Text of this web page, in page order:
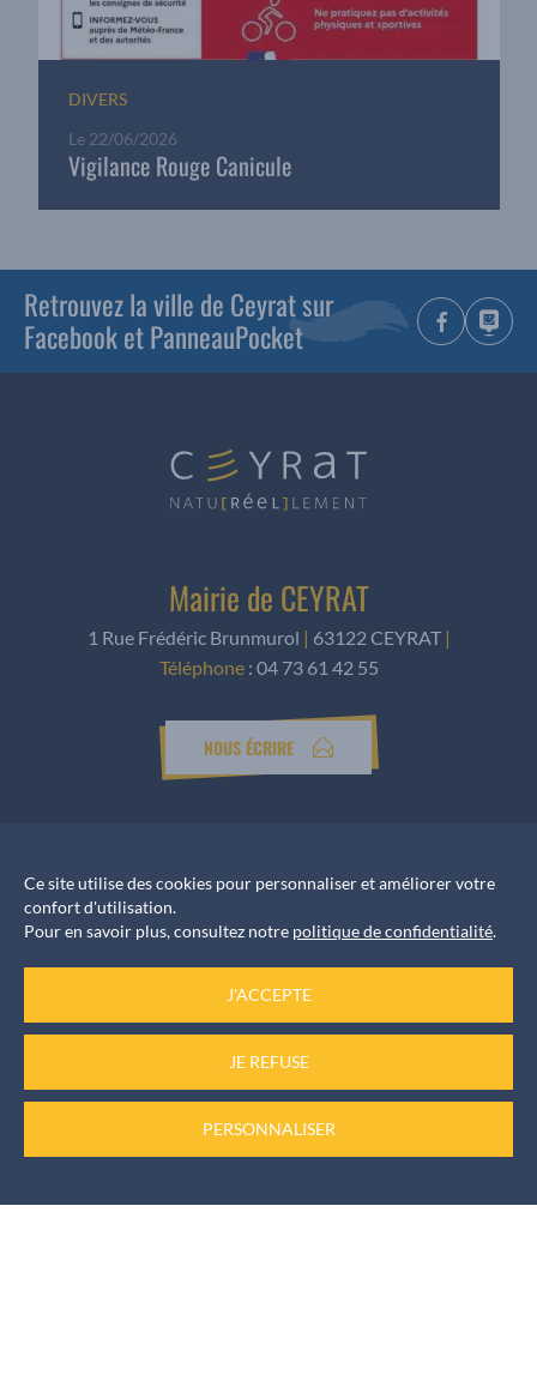
DIVERS
Le 22/06/2026
Vigilance Rouge Canicule
Retrouvez la ville de Ceyrat sur
Facebook et PanneauPocket
Mairie de CEYRAT
1 Rue Frédéric Brunmurol | 63122 CEYRAT |
Téléphone: 04 73 61 42 55
NOUS ÉCRIRE
Horaires d’ouverture
du Lundi au Vendredi de 8h30 à 12h et de 13h30 à 17h
Informations rendez-vous
Pour les élus, les rendez-vous sont pris auprès du
secrétariat au
Ce site utilise des cookies pour personnaliser et améliorer votre
confort d'utilisation.
Pour en savoir plus, consultez notre politique de confidentialité.
J'ACCEPTE
JE REFUSE
PERSONNALISER